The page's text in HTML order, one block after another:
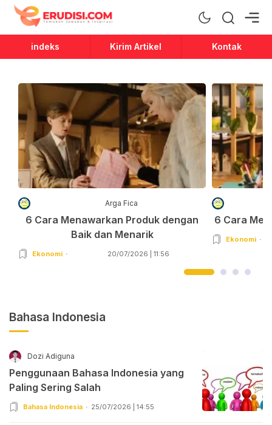
Erudisi
Temukan Jawaban dan Inspirasi
indeks Kirim Artikel Kontak
Arga Fica
6 Cara Menawarkan Produk dengan
Baik dan Menarik
Ekonomi 20/07/2026 | 11:56
6 Cara
Ekonomi
Bahasa Indonesia
Dozi Adiguna
Penggunaan Bahasa Indonesia yang
Paling Sering Salah
Bahasa Indonesia 25/07/2026 | 14:55